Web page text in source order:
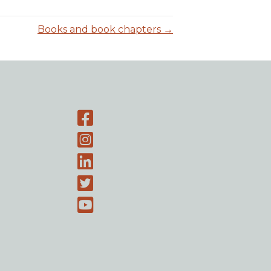
Books and book chapters →
Facebook page
Instagram-page
Linked-In
Twitter
Youtube